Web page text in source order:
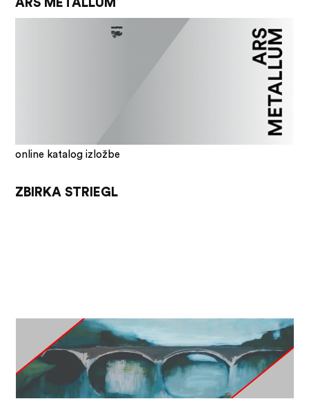
ARS METALLUM
online katalog izložbe
ZBIRKA STRIEGL